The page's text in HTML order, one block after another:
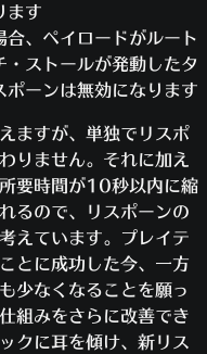
ます
合、ペイロードがルート
ストールが発動したタ
ポーンは無効になります
ますが、単独でリスポ
りません。それに加え
要時間が10秒以内に縮
るので、リスポーンの
えています。プレイテ
とに成功した今、一方
少なくなることを願っ
組みをさらに改善でき
クに耳を傾け、新リス